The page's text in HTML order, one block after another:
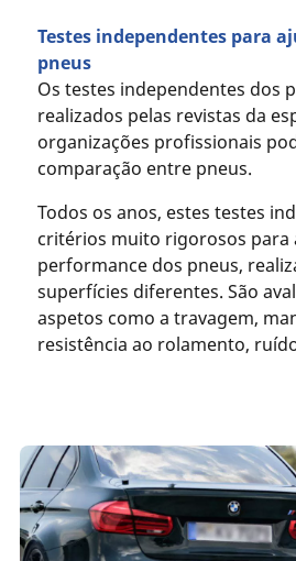
Testes independentes para
pneus
Os testes independentes dos
realizados pelas revistas da
organizações profissionais
comparação entre pneus.
Todos os anos, estes testes
critérios muito rigorosos para
performance dos pneus,
superfícies diferentes. São
aspetos como a travagem,
resistência ao rolamento,